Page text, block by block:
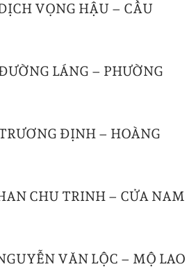
VỌNG HẬU – CẦU
LÁNG – PHƯỜNG
ĐỊNH – HOÀNG
CHU TRINH – CỬA NAM
VĂN LỘC – MỘ LAO